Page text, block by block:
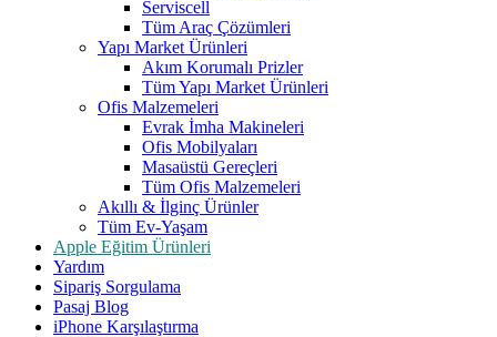
Serviscell
Tüm Araç Çözümleri
Yapı Market Ürünleri
Akım Korumalı Prizler
Tüm Yapı Market Ürünleri
Ofis Malzemeleri
Evrak İmha Makineleri
Ofis Mobilyaları
Masaüstü Gereçleri
Tüm Ofis Malzemeleri
Akıllı & İlginç Ürünler
Tüm Ev-Yaşam
Apple Eğitim Ürünleri
Yardım
Sipariş Sorgulama
Pasaj Blog
iPhone Karşılaştırma